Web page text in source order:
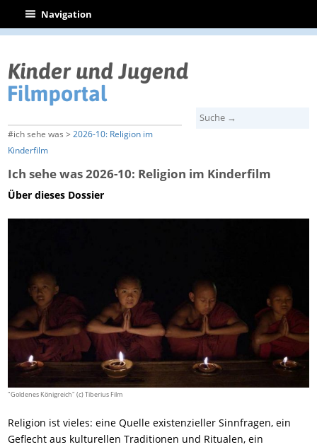
| Navigation
#ich sehe was >2026-10: Religion im
Kinderfilm
Ich sehe was 2026-10: Religion im Kinderfilm
Über dieses Dossier
"Goldenes Königreich" (c) Tiberius Film
Religion ist vieles: eine Quelle existenzieller Sinnfragen, ein
Geflecht aus kulturellen Traditionen und Ritualen, ein